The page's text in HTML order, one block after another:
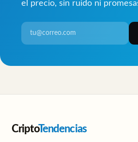
el precio, sin ruido ni
CriptoTendencias